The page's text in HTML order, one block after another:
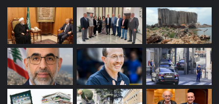
إعمار
(3)
بيئة
(16)
دراسة
طاقة
(12)
مصارف
(168)
معادن
(1)
موازنة
(4)